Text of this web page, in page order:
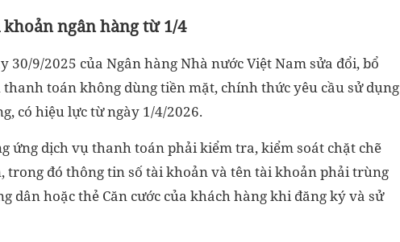
ngân hàng từ 1/4
30/9/2025 của Ngân hàng Nhà nước Việt Nam sửa đổi, bổ
toán không dùng tiền mặt, chính thức yêu cầu sử dụng
có hiệu lực từ ngày 1/4/2026.
ứng dịch vụ thanh toán phải kiểm tra, kiểm soát chặt chẽ
trong đó thông tin số tài khoản và tên tài khoản phải trùng
dân hoặc thẻ Căn cước của khách hàng khi đăng ký và sử